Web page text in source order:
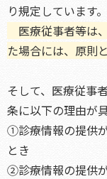
り規定しています。
医療従事者等は
た場合には、原則
そして、医療従事
条に以下の理由が
①診療情報の提供
とき
②診療情報の提供